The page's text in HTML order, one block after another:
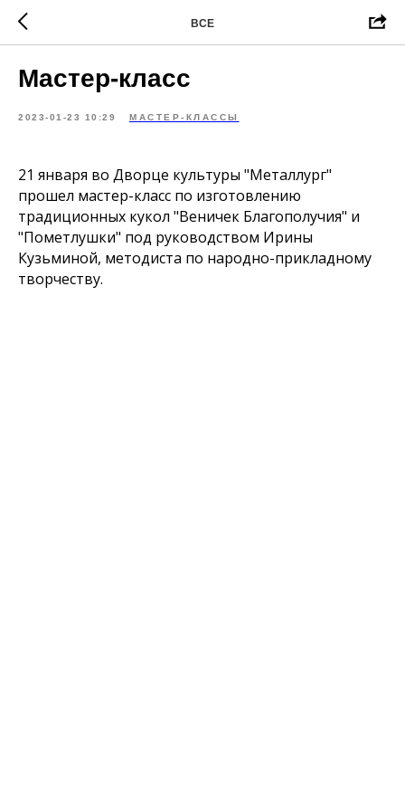
ВСЕ
Мастер-класс
2023-01-23 10:29 МАСТЕР-КЛАССЫ
21 января во Дворце культуры "Металлург"
прошел мастер-класс по изготовлению
традиционных кукол "Веничек Благополучия" и
"Пометлушки" под руководством Ирины
Кузьминой, методиста по народно-прикладному
творчеству.